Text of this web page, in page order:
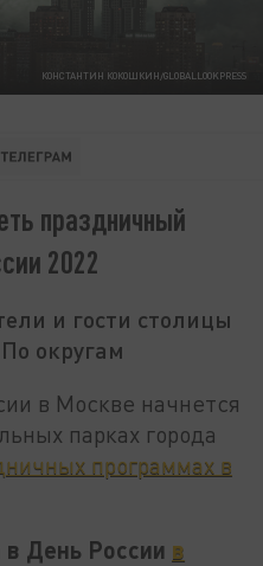
КОНСТАНТИН КОКОШКИН/GLOBALLOOKPRESS
праздничный
2022
и гости столицы
округам
в Москве начнется
парках города
программах в
День России в